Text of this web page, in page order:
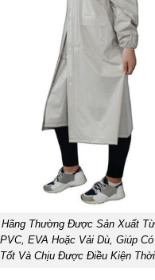
Thường Được Sản Xuất
EVA Hoặc Vải Dù, Giúp
Và Chịu Được Điều Kiện